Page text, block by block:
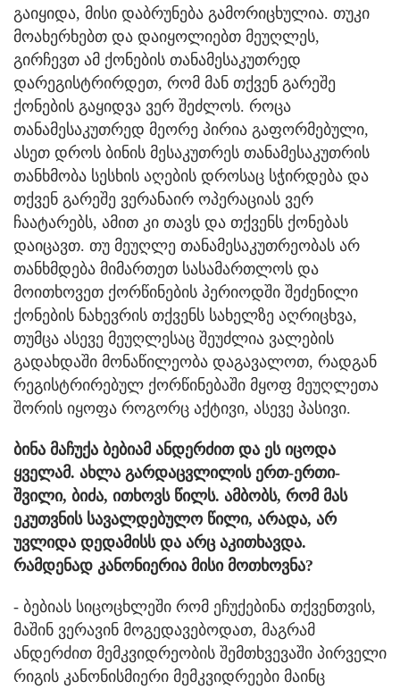
გაიყიდა, მისი დაბრუნება გამორიცხულია. თუკი
მოახერხებთ და დაიყოლიებთ მეუღლეს,
გირჩევთ ამ ქონების თანამესაკუთრედ
დარეგისტრირდეთ, რომ მან თქვენ გარეშე
ქონების გაყიდვა ვერ შეძლოს. როცა
თანამესაკუთრედ მეორე პირია გაფორმებული,
ასეთ დროს ბინის მესაკუთრეს თანამესაკუთრის
თანხმობა სესხის აღების დროსაც სჭირდება და
თქვენ გარეშე ვერანაირ ოპერაციას ვერ
ჩაატარებს, ამით კი თავს და თქვენს ქონებას
დაიცავთ. თუ მეუღლე თანამესაკუთრეობას არ
თანხმდება მიმართეთ სასამართლოს და
მოითხოვეთ ქორწინების პერიოდში შეძენილი
ქონების ნახევრის თქვენს სახელზე აღრიცხვა,
თუმცა ასევე მეუღლესაც შეუძლია ვალების
გადახდაში მონაწილეობა დაგავალოთ, რადგან
რეგისტრირებულ ქორწინებაში მყოფ მეუღლეთა
შორის იყოფა როგორც აქტივი, ასევე პასივი.
ბინა მაჩუქა ბებიამ ანდერძით და ეს იცოდა
ყველამ. ახლა გარდაცვლილის ერთ-ერთი­
შვილი, ბიძა, ითხოვს წილს. ამბობს, რომ მას
ეკუთვნის სავალდებულო წილი, არადა, არ
უვლიდა დედამისს და არც აკითხავდა.
რამდენად კანონიერია მისი მოთხოვნა?
- ბებიას სიცოცხლეში რომ ეჩუქებინა თქვენთვის,
მაშინ ვერავინ მოგედავებოდათ, მაგრამ
ანდერძით მემკვიდრეობის შემთხვევაში პირველი
რიგის კანონისმიერი მემკვიდრეები მაინც